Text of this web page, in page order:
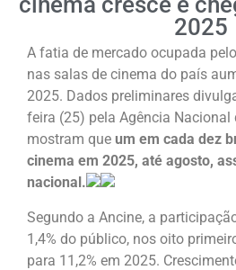
2025
A fatia de mercado ocupada
nas salas de cinema do país
2025. Dados preliminares
feira (25) pela Agência Nacional
mostram que um em cada dez
cinema em 2025, até agosto,
nacional.
Segundo a Ancine, a
1,4% do público, nos oito
para 11,2% em 2025.